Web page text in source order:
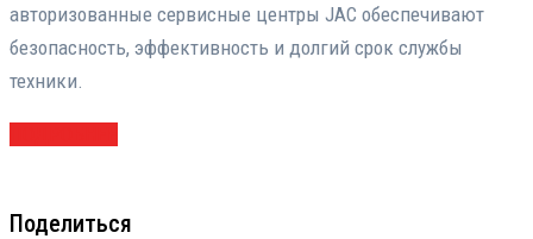
авторизованные сервисные центры JAC обеспечивают
безопасность, эффективность и долгий срок службы
техники.
Поделиться